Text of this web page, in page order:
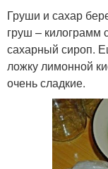
Груши и сахар
груш – килограмм
сахарный сироп.
ложку лимонной
очень сладкие.